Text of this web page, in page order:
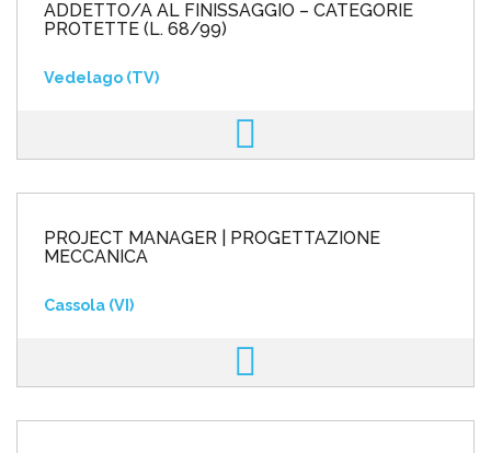
ADDETTO/A AL FINISSAGGIO – CATEGORIE
PROTETTE (L. 68/99)
Vedelago (TV)
PROJECT MANAGER | PROGETTAZIONE
MECCANICA
Cassola (VI)